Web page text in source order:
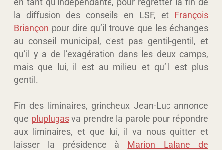
la diffusion des conseils en LSF, et François
Briançon pour dire qu’il trouve que les échanges
au conseil municipal, c’est pas gentil-gentil, et
qu’il y a de l’exagération dans les deux camps,
mais que lui, il est au milieu et qu’il est plus
gentil.
Fin des liminaires, grincheux Jean-Luc annonce
que pluplugasva prendre la parole pour répondre
aux liminaires, et que lui, il va nous quitter et
laisser la présidence à Marion Lalane de